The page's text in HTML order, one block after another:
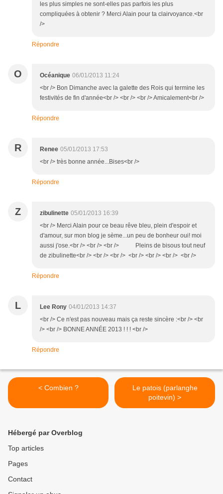
les plus simples ne sont-elles pas parfois les plus
compliquées à obtenir ? Merci Alain pour ta clairvoyance.<br
/>
Répondre
O Océanique 06/01/2013 11:24
<br /> Bon Dimanche avec la galette des Rois qui termine les
festivités de fin d'année<br /> <br /> <br /> Amicalement<br />
Répondre
R Renee 05/01/2013 17:53
<br /> très bonne année...Bises<br />
Répondre
Z zibulinette 05/01/2013 16:39
<br /> Merci Alain pour ce beau rêve bleu, plein d'espoir et
d'amour, sur mon blog je sème...un peu de bonheur oui! moi
aussi j'ose.<br /> <br /> <br /> Pleins de bisous tout neuf
de zibulinette<br /> <br /> <br /> <br /> <br /> <br /> <br />
Répondre
L Lee Rony 04/01/2013 14:37
<br /> Ce n'est pas nouveau mais ça reste sincère :<br /> <br
/> <br /> BONNE ANNÉE 2013 ! ! ! <br />
Répondre
< Combien ?
Le patois (parlanghe
poitevin) >
Hébergé par Overblog
Top articles
Pages
Contact